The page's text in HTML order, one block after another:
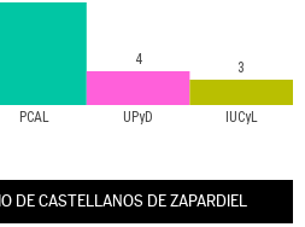
PCAL UPyD IUCyL
4 3
DE CASTELLANOS DE ZAPARDIEL